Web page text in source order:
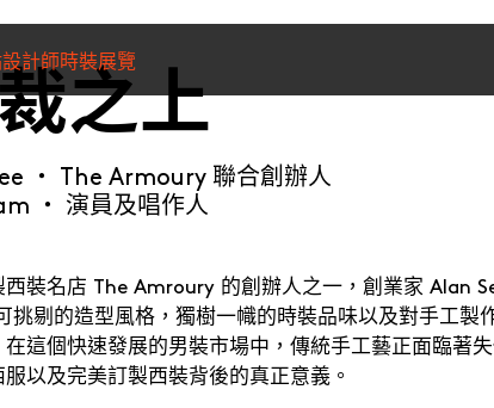
計師時裝展覽
之上
・ The Armoury 聯合創辦人
・ 演員及唱作人
裝名店 The Amroury 的創辦人之一，創業家 Alan
挑剔的造型風格，獨樹一幟的時裝品味以及對手工製
在這個快速發展的男裝市場中，傳統手工藝正面臨著
以及完美訂製西裝背後的真正意義。
*